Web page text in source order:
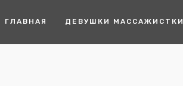
ГЛАВНАЯ ДЕВУШКИ МАССАЖИСТКИ